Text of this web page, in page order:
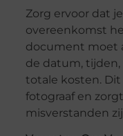
Zorg ervoor dat
overeenkomst
document moet
de datum,
totale kosten.
fotograaf en
misverstanden